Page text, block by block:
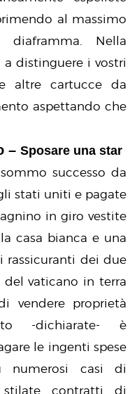
al massimo
Nella
a distinguere i vostri
altre cartucce da
aspettando che
– Sposare una star
successo da
stati uniti e pagate
in giro vestite
casa bianca e una
rassicuranti dei due
del vaticano in terra
vendere proprietà
-dichiarate- è
le ingenti spese
numerosi casi di
contratti di